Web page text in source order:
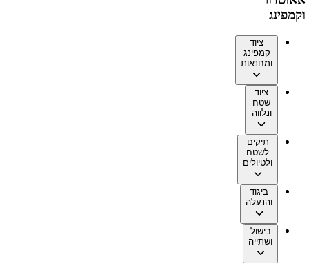
וקמפינג
ציוד
קמפינג
ומחנאות
ציוד
שטח
ונלווה
תיקים
לשטח
ולטיולים
ביגוד
והנעלה
בישול
ושתייה